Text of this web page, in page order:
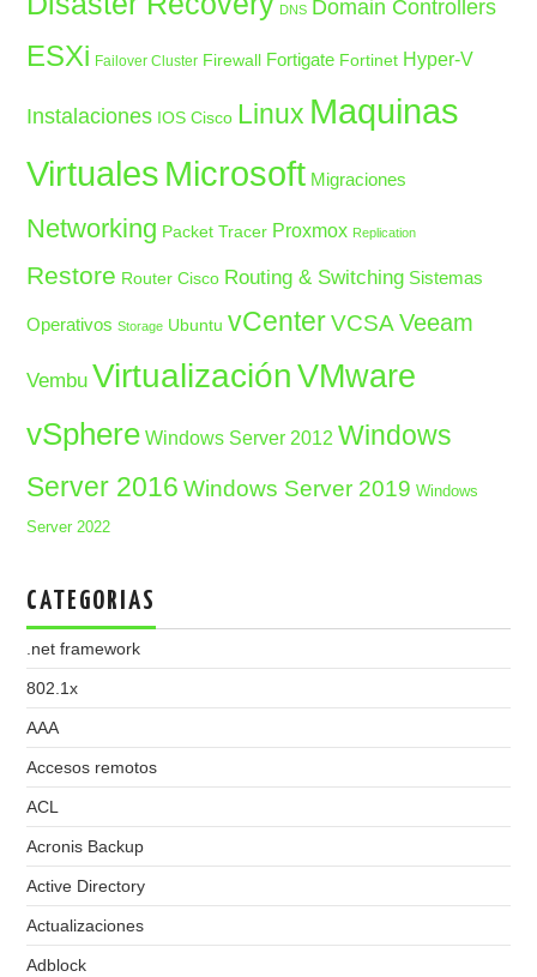
DNS Domain Controllers
ESXi Failover Cluster Firewall Fortigate Fortinet Hyper-V
Instalaciones IOS Cisco Linux Maquinas
Virtuales Microsoft Migraciones
Networking Packet Tracer Proxmox Replication
Restore Router Cisco Routing & Switching Sistemas
Operativos Storage Ubuntu vCenter VCSA Veeam
Vembu Virtualización VMware
vSphere Windows Server 2012 Windows
Server 2016 Windows Server 2019 Windows
Server 2022
CATEGORIAS
.net framework
802.1x
AAA
Accesos remotos
ACL
Acronis Backup
Active Directory
Actualizaciones
Adblock